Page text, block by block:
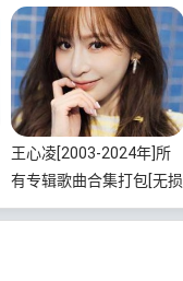
王心凌[2003-2024年]所
有专辑歌曲合集打包[无损
FLAC/MP3/7.59GB]百度